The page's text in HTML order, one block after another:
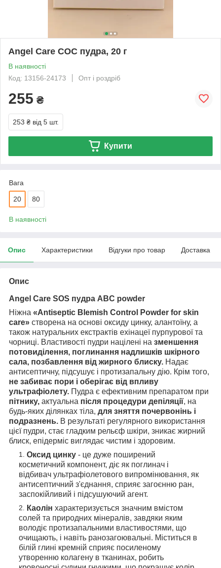
Angel Care СОС пудра, 20 г
В наявності
Код: 13156-24173
Опт і роздріб
255 ₴
253 ₴ від 5 шт.
Купити
Вага
20 80
В наявності
Опис Характеристики Відгуки про товар Доставка
Опис
Angel Care SOS пудра ABC powder
Ніжна «Antiseptic Blemish Control Powder for skin
care» створена на основі оксиду цинку, алантоїну, а
також натуральних екстрактів ехінацеї пурпурової та
чорниці. Властивості пудри націлені на зменшення
потовиділення, поглинання надлишків шкірного
сала, позбавлення від жирного блиску. Надає
антисептичну, підсушує і протизапальну дію. Крім того,
не забиває пори і оберігає від впливу
ультрафіолету. Пудра є ефективним препаратом при
пітнику, актуальна після процедури депіляції, на
будь-яких ділянках тіла, для зняття почервонінь і
подразнень. В результаті регулярного використання
цієї пудри, стає гладким рельєф шкіри, зникає жирний
блиск, епідерміс виглядає чистим і здоровим.
Оксид цинку - це дуже поширений
косметичний компонент, діє як поглинач і
відбивач ультрафіолетового випромінювання, як
антисептичний з'єднання, сприяє загоєнню ран,
заспокійливий і підсушуючий агент.
Каолін характеризується значним вмістом
солей та природних мінералів, завдяки яким
володіє протизапальними властивостями, що
очищають, і навіть ранозагоювальні. Міститься в
білій глині кремній сприяє посиленому
утворенню колагену в тканинах, робить